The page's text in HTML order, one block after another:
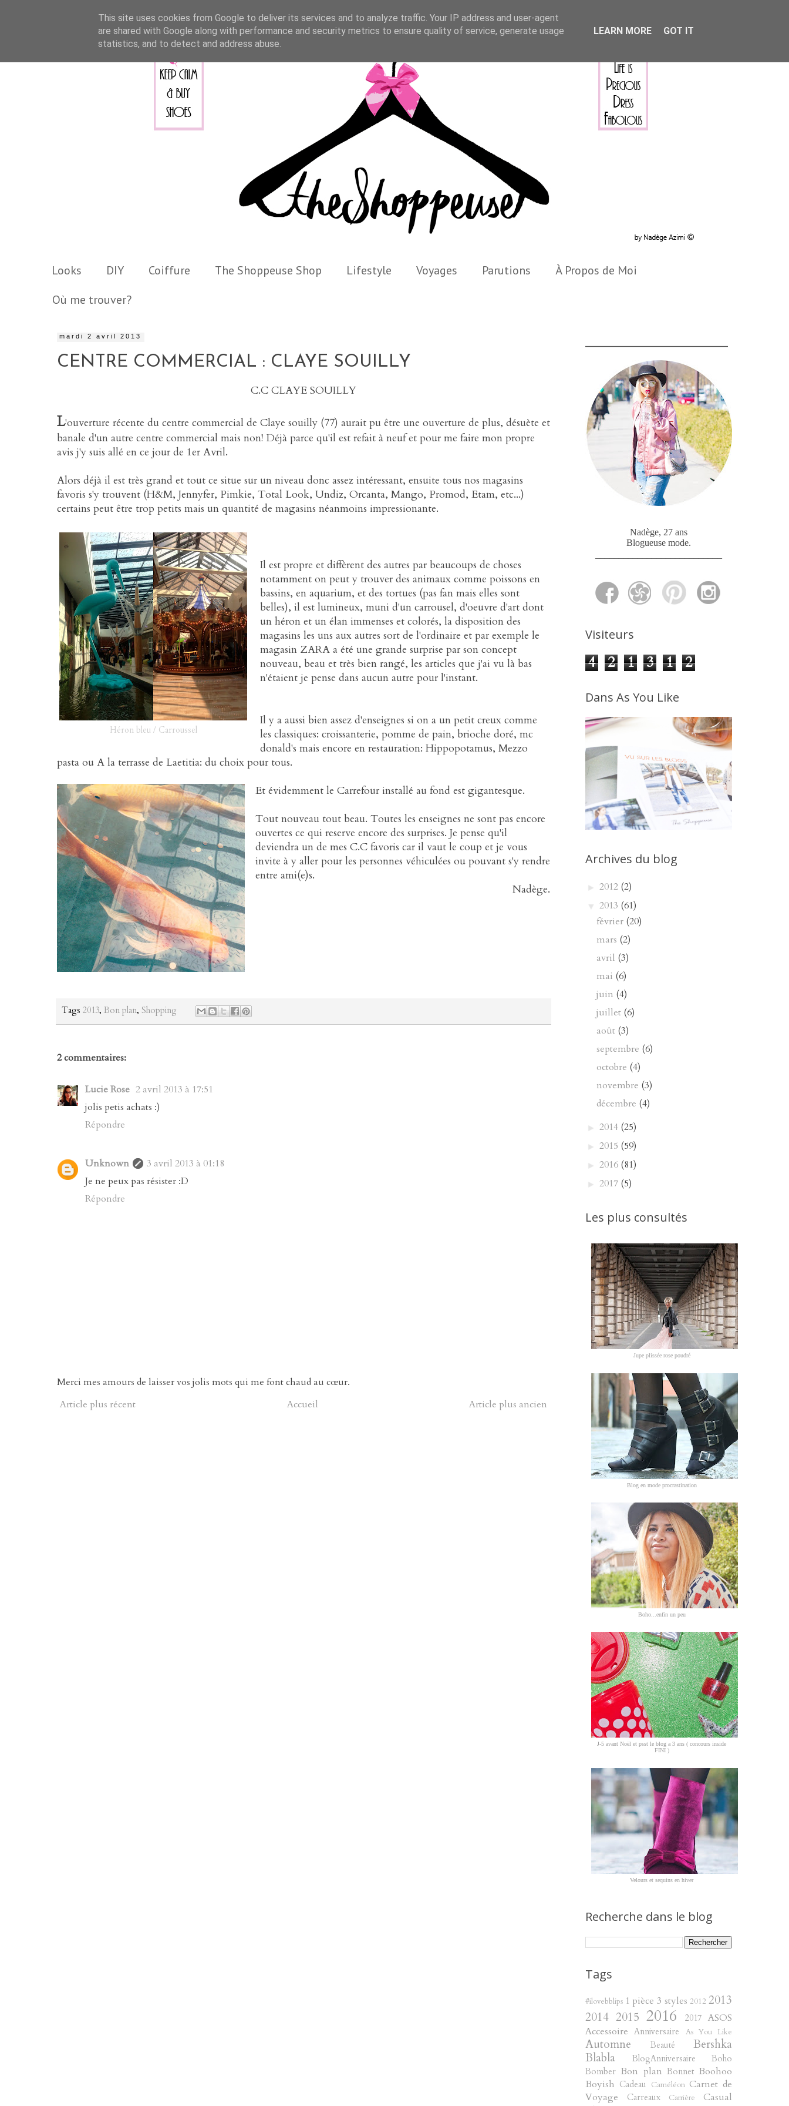
Looks DIY Coiffure The Shoppeuse Shop Lifestyle Voyages Parutions
À Propos de Moi
Où me trouver?
mardi 2 avril 2013
CENTRE COMMERCIAL : CLAYE SOUILLY
C.C CLAYE SOUILLY
L'ouverture récente du centre commercial de Claye souilly (77) aurait pu être une ouverture de plus, désuète et
banale d'un autre centre commercial mais non! Déjà parce qu'il est refait à neuf et pour me faire mon propre
avis j'y suis allé en ce jour de 1er Avril.
Alors déjà il est très grand et tout ce situe sur un niveau donc assez intéressant, ensuite tous nos magasins
favoris s'y trouvent (H&M, Jennyfer, Pimkie, Total Look, Undiz, Orcanta, Mango, Promod, Etam, etc...)
certains peut être trop petits mais un quantité de magasins néanmoins impressionante.
Héron bleu / Carroussel
Il est propre et diffèrent des autres par beaucoups de choses
notamment on peut y trouver des animaux comme poissons en
bassins, en aquarium, et des tortues (pas fan mais elles sont
belles), il est lumineux, muni d'un carrousel, d'oeuvre d'art dont
un héron et un élan immenses et colorés, la disposition des
magasins les uns aux autres sort de l'ordinaire et par exemple le
magasin ZARA a été une grande surprise par son concept
nouveau, beau et très bien rangé, les articles que j'ai vu là bas
n'étaient je pense dans aucun autre pour l'instant.
Il y a aussi bien assez d'enseignes si on a un petit creux comme
les classiques: croissanterie, pomme de pain, brioche doré, mc
donald's mais encore en restauration: Hippopotamus, Mezzo
pasta ou A la terrasse de Laetitia: du choix pour tous.
Et évidemment le Carrefour installé au fond est gigantesque.
Tout nouveau tout beau. Toutes les enseignes ne sont pas encore
ouvertes ce qui reserve encore des surprises. Je pense qu'il
deviendra un de mes C.C favoris car il vaut le coup et je vous
invite à y aller pour les personnes véhiculées ou pouvant s'y rendre
entre ami(e)s.
Nadège.
Tags 2013, Bon plan, Shopping
2 commentaires:
Lucie Rose 2 avril 2013 à 17:51
jolis petis achats :)
Répondre
Unknown
3 avril 2013 à 01:18
Je ne peux pas résister :D
Répondre
Merci mes amours de laisser vos jolis mots qui me font chaud au cœur.
Article plus récent
Article plus ancien
Accueil
Nadège, 27 ans
Blogueuse mode.
Visiteurs
4 2 1 3 1 2
Dans As You Like
Archives du blog
► 2012 (2)
▼ 2013 (61)
février (20)
mars (2)
avril (3)
mai (6)
juin (4)
juillet (6)
août (3)
septembre (6)
octobre (4)
novembre (3)
décembre (4)
► 2014 (25)
► 2015 (59)
► 2016 (81)
► 2017 (5)
Les plus consultés
Jupe plissée rose poudré
Blog en mode procrastination
Boho...enfin un peu
J-5 avant Noël et psst le blog a 3 ans ( concours inside
FINI )
Velours et sequins en hiver
Recherche dans le blog
Tags
#ilovebblips 1 pièce 3 styles 2012 2013
2014 2015 2016 2017 ASOS
Accessoire Anniversaire As You Like
Automne Beauté
Bershka
Blabla
BlogAnniversaire
Boho
Bomber Bon plan Bonnet Boohoo
Boyish Cadeau Caméléon Carnet de
Voyage
Carreaux Carrière
Casual
This site uses cookies from Google to deliver its services and to analyze traffic. Your IP address and user-agent
are shared with Google along with performance and security metrics to ensure quality of service, generate usage
statistics, and to detect and address abuse.
LEARN MORE GOT IT